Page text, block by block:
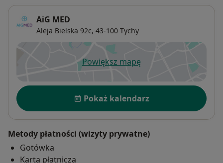
AiG MED
Aleja Bielska 92c, 43-100 Tychy
Powiększ mapęotwiera się w nowej karcie
Dostępność
Pokaż kalendarz
Metody płatności (wizyty prywatne)
Gotówka
Karta płatnicza